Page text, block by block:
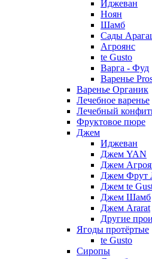
Иджеван
Ноян
Шамб
Сады
Агроянс
te Gusto
Варга - Фуд
Варенье
Варенье Органик
Лечебное варенье
Лечебный
Фруктовое пюре
Джем
Иджеван
Джем YAN
Джем
Джем Фрут
Джем te
Джем Шамб
Джем Ararat
Другие
Ягоды протёртые
te Gusto
Сиропы